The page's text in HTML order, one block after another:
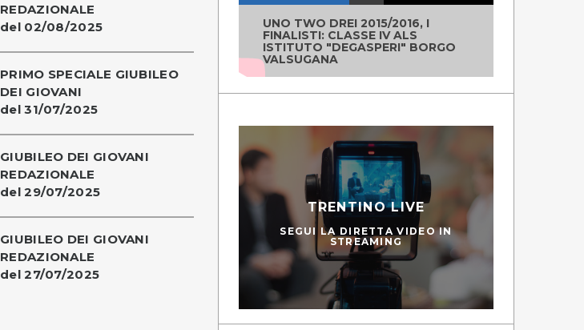
REDAZIONALE
del 02/08/2025
PRIMO SPECIALE GIUBILEO
DEI GIOVANI
del 31/07/2025
GIUBILEO DEI GIOVANI
REDAZIONALE
del 29/07/2025
GIUBILEO DEI GIOVANI
REDAZIONALE
del 27/07/2025
UNO TWO DREI 2015/2016, I
FINALISTI: CLASSE IV ALS
ISTITUTO "DEGASPERI" BORGO
VALSUGANA
TRENTINO LIVE
SEGUI LA DIRETTA VIDEO IN
STREAMING